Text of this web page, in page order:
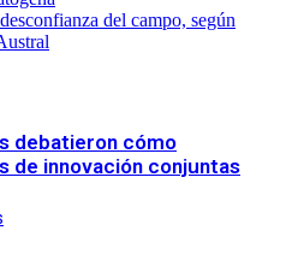
del campo, según
debatieron cómo
de innovación conjuntas